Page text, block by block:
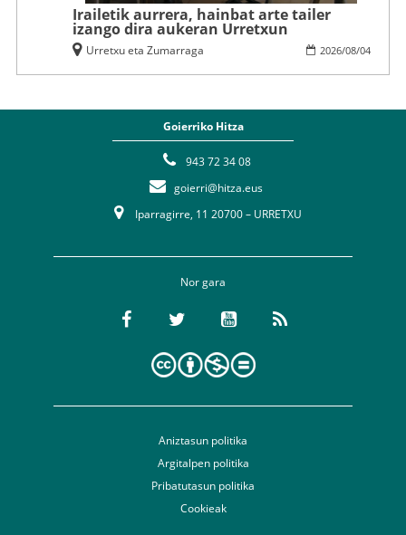
Irailetik aurrera, hainbat arte tailer
izango dira aukeran Urretxun
2026/08/04
Urretxu eta Zumarraga
Goierriko Hitza
943 72 34 08
goierri@hitza.eus
Iparragirre, 11 20700 – URRETXU
Nor gara
Aniztasun politika
Argitalpen politika
Pribatutasun politika
Cookieak